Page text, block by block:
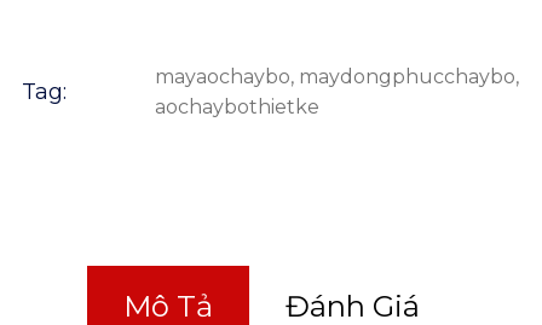
Tag:
mayaochaybo, maydongphucchaybo,
aochaybothietke
Mô Tả Đánh Giá